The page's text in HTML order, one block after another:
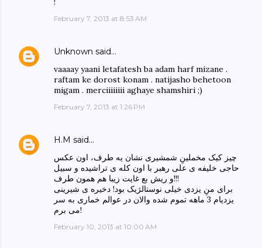
February 7, 2013 at 8:53 AM
Unknown said…
vaaaay yaani letafatesh ba adam harf mizane .
raftam ke dorost konam . natijasho behetoon
migam . merciiiiiiii aghaye shamshiri ;)
February 7, 2013 at 1:26 PM
H.M said…
چیز کیک مخملینِ شمشیری نشان یه طرف، اون عکس
حاجی خلیفه ی علی رهبر با اون کله ی تراشیده و سبیل
و ریش بع غایت زیبا هم همون طرف!!!
برای منِ یزدی خیلی نوستالژیک بود! دخیره ی شیرینی
یزدیام 3 ماهه تموم شده والان در عوالم خماری به سر
می برم!
February 10, 2013 at 10:00 AM